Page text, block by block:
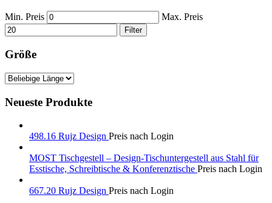
Min. Preis Max. Preis
Filter
Größe
Neueste Produkte
498.16 Rujz Design Preis nach Login
MOST Tischgestell – Design-Tischuntergestell aus Stahl für
Esstische, Schreibtische & Konferenztische Preis nach Login
667.20 Rujz Design Preis nach Login